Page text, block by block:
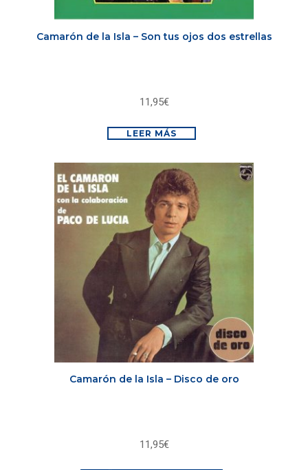
Camarón de la Isla – Son tus ojos dos estrellas
11,95€
LEER MÁS
Camarón de la Isla – Disco de oro
11,95€